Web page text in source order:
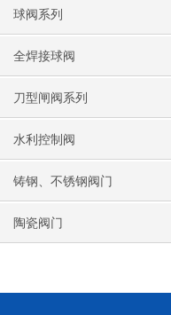
球阀系列
全焊接球阀
刀型闸阀系列
水利控制阀
铸钢、不锈钢阀门
陶瓷阀门